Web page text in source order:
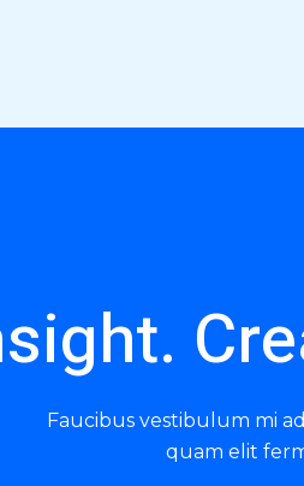
Faucibus vestibulum mi
quam elit